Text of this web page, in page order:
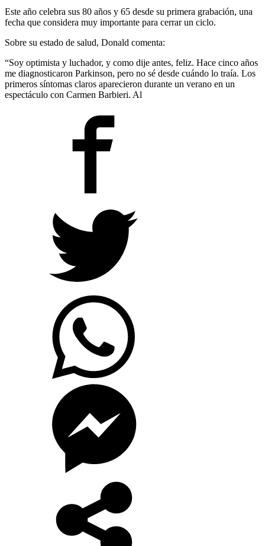
Este año celebra sus 80 años y 65 desde su primera grabación, una
fecha que considera muy importante para cerrar un ciclo.
Sobre su estado de salud, Donald comenta:
“Soy optimista y luchador, y como dije antes, feliz. Hace cinco años
me diagnosticaron Parkinson, pero no sé desde cuándo lo traía. Los
primeros síntomas claros aparecieron durante un verano en un
espectáculo con Carmen Barbieri. Al